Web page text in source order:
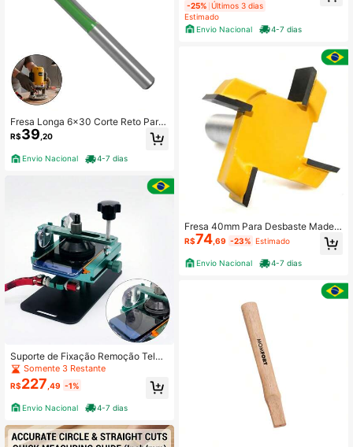
Fresa Longa 6x30 Corte Reto Para
Madeira e MDF Tupia Marcenaria
R$39,20
Envio Nacional 4-7 dias
Suporte de Fixação Remoção Tela
Yaxun com Rotação 360º YX-A34 p
ara Reparo Manutenção Celular
Somente 3 Restante
R$227 ,49 -1%
Envio Nacional 4-7 dias
-25% Últimos 3 dias
Estimado
Envio Nacional
4-7 dias
Fresa 40mm Para Desbaste Madeir
a 4 Cortes 1/2 Haste 6mm
R$74 ,69 -23% Estimado
Envio Nacional 4-7 dias